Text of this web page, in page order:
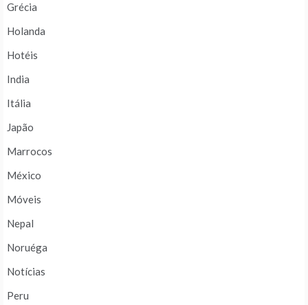
Grécia
Holanda
Hotéis
India
Itália
Japão
Marrocos
México
Móveis
Nepal
Noruéga
Notícias
Peru